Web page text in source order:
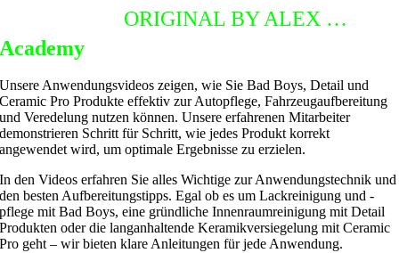
ORIGINAL BY ALEX …
Academy
Unsere Anwendungsvideos zeigen, wie Sie Bad Boys, Detail und
Ceramic Pro Produkte effektiv zur Autopflege, Fahrzeugaufbereitung
und Veredelung nutzen können. Unsere erfahrenen Mitarbeiter
demonstrieren Schritt für Schritt, wie jedes Produkt korrekt
angewendet wird, um optimale Ergebnisse zu erzielen.
In den Videos erfahren Sie alles Wichtige zur Anwendungstechnik und
den besten Aufbereitungstipps. Egal ob es um Lackreinigung und -
pflege mit Bad Boys, eine gründliche Innenraumreinigung mit Detail
Produkten oder die langanhaltende Keramikversiegelung mit Ceramic
Pro geht – wir bieten klare Anleitungen für jede Anwendung.